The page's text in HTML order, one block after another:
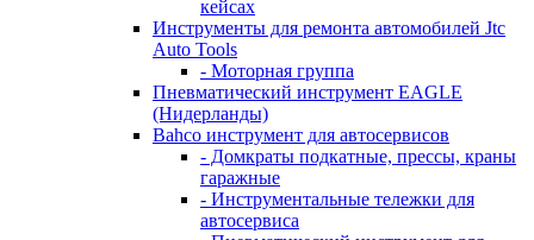
кейсах
Инструменты для ремонта автомобилей Jtc
Auto Tools
- Моторная группа
Пневматический инструмент EAGLE
(Нидерланды)
Bahco инструмент для автосервисов
- Домкраты подкатные, прессы, краны
гаражные
- Инструментальные тележки для
автосервиса